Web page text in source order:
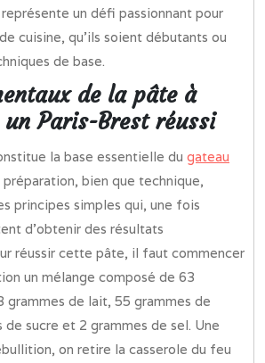
un défi passionnant pour
cuisine, qu’ils soient débutants ou
de base.
de la pâte à
Paris-Brest réussi
la base essentielle du gateau
bien que technique,
principes simples qui, une fois
d’obtenir des résultats
réussir cette pâte, il faut commencer
un mélange composé de 63
grammes de lait, 55 grammes de
de sucre et 2 grammes de sel. Une
on retire la casserole du feu